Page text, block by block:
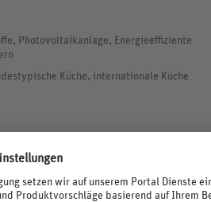
Photovoltaikanlage, Energieeffiziente
Küche, internationale Küche